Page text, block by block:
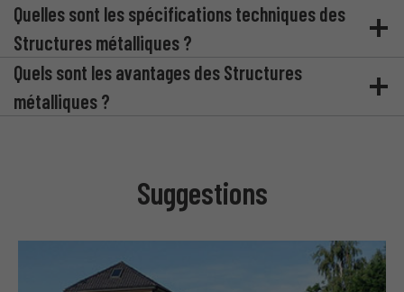
Quelles sont les spécifications techniques des
Structures métalliques ?
Quels sont les avantages des Structures
métalliques ?
Suggestions